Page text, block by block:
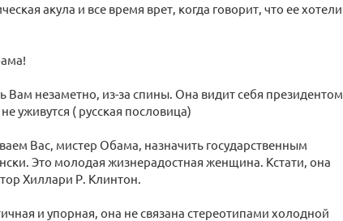
акула и все время врет, когда говорит, что ее хотели
Вам незаметно, из-за спины. Она видит себя президентом
уживутся ( русская пословица)
Вас, мистер Обама, назначить государственным
Это молодая жизнерадостная женщина. Кстати, она
Хиллари Р. Клинтон.
и упорная, она не связана стереотипами холодной